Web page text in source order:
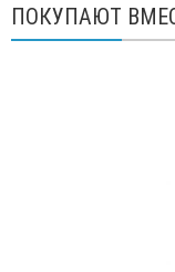
ПОКУПАЮТ